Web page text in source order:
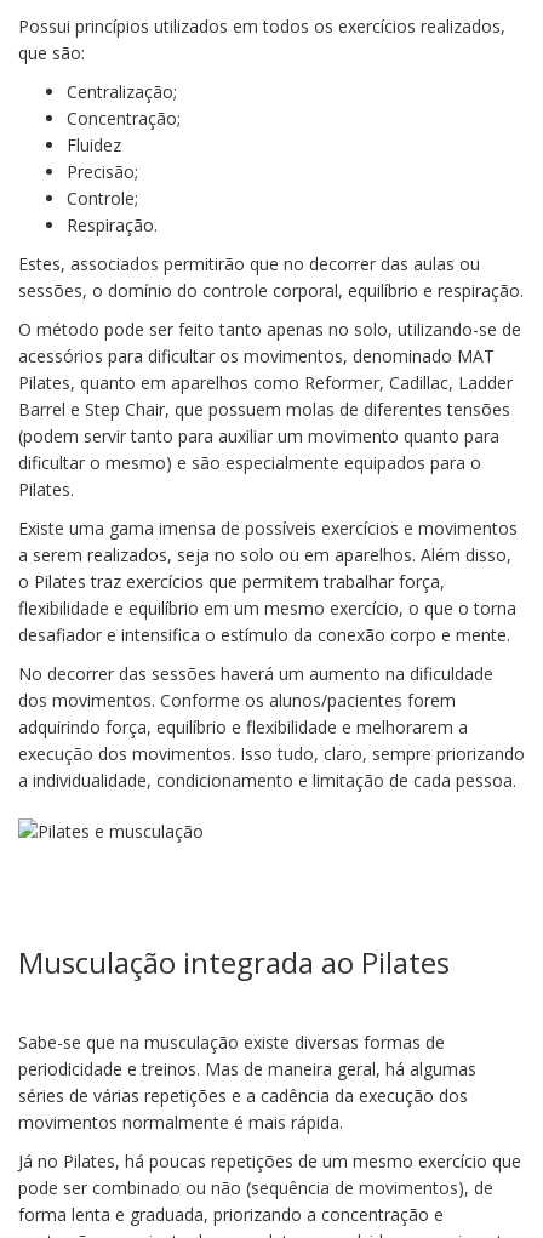
Possui princípios utilizados em todos os exercícios realizados,
que são:
Centralização;
Concentração;
Fluidez
Precisão;
Controle;
Respiração.
Estes, associados permitirão que no decorrer das aulas ou
sessões, o domínio do controle corporal, equilíbrio e respiração.
O método pode ser feito tanto apenas no solo, utilizando-se de
acessórios para dificultar os movimentos, denominado MAT
Pilates, quanto em aparelhos como Reformer, Cadillac, Ladder
Barrel e Step Chair, que possuem molas de diferentes tensões
(podem servir tanto para auxiliar um movimento quanto para
dificultar o mesmo) e são especialmente equipados para o
Pilates.
Existe uma gama imensa de possíveis exercícios e movimentos
a serem realizados, seja no solo ou em aparelhos. Além disso,
o Pilates traz exercícios que permitem trabalhar força,
flexibilidade e equilíbrio em um mesmo exercício, o que o torna
desafiador e intensifica o estímulo da conexão corpo e mente.
No decorrer das sessões haverá um aumento na dificuldade
dos movimentos. Conforme os alunos/pacientes forem
adquirindo força, equilíbrio e flexibilidade e melhorarem a
execução dos movimentos. Isso tudo, claro, sempre priorizando
a individualidade, condicionamento e limitação de cada pessoa.
Musculação integrada ao Pilates
Sabe-se que na musculação existe diversas formas de
periodicidade e treinos. Mas de maneira geral, há algumas
séries de várias repetições e a cadência da execução dos
movimentos normalmente é mais rápida.
Já no Pilates, há poucas repetições de um mesmo exercício que
pode ser combinado ou não (sequência de movimentos), de
forma lenta e graduada, priorizando a concentração e